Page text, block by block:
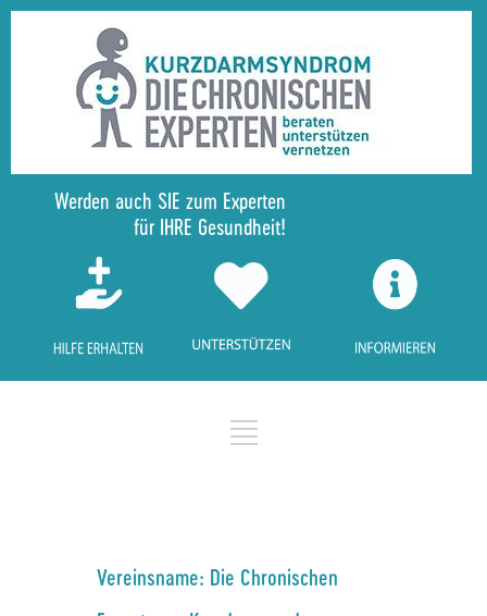
Werden auch SIE zum Experten
für IHRE Gesundheit!
Vereinsname: Die Chronischen